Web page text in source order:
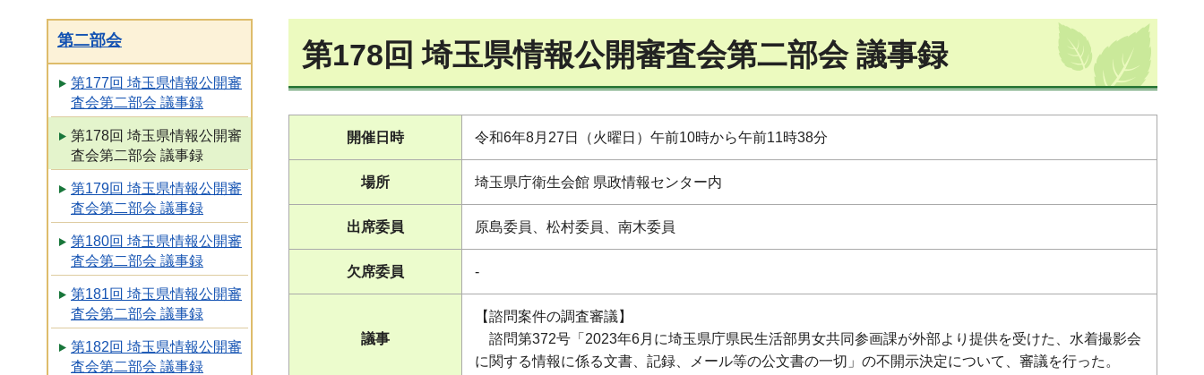
第二部会
第177回 埼玉県情報公開審
査会第二部会 議事録
第178回 埼玉県情報公開審
査会第二部会 議事録
第179回 埼玉県情報公開審
査会第二部会 議事録
第180回 埼玉県情報公開審
査会第二部会 議事録
第181回 埼玉県情報公開審
査会第二部会 議事録
第182回 埼玉県情報公開審
査会第二部会 議事録
第178回 埼玉県情報公開審査会第二部会 議事録
開催日時 令和6年8月27日（火曜日）午前10時から午前11時38分
場所 埼玉県庁衛生会館 県政情報センター内
出席委員 原島委員、松村委員、南木委員
欠席委員 -
議事
【諮問案件の調査審議】
諮問第372号「2023年6月に埼玉県庁県民生活部男女共同参画課が外部より提供を受けた、水着撮影会
に関する情報に係る文書、記録、メール等の公文書の一切」の不開示決定について、審議を行った。